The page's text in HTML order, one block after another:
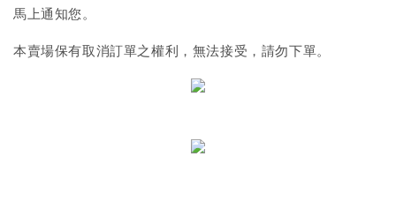
馬上通知您。
本賣場保有取消訂單之權利，無法接受，請勿下單。